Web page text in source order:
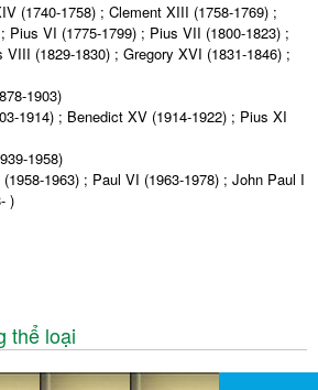
(1740-1758) ; Clement XIII (1758-1769) ;
Pius VI (1775-1799) ; Pius VII (1800-1823) ;
(1829-1830) ; Gregory XVI (1831-1846) ;
1903)
1914) ; Benedict XV (1914-1922) ; Pius XI
1958)
1963) ; Paul VI (1963-1978) ; John Paul I
)
thể loại